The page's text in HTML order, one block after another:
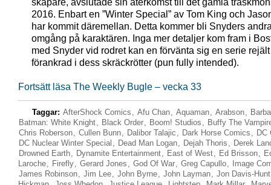
skapare, avslutade sin återkomst till det gamla
2016. Enbart en ”Winter Special” av Tom King och
har kommit däremellan. Detta kommer bli Snyders
omgång på karaktären. Inga mer detaljer kom fram i
med Snyder vid rodret kan en förvänta sig en serie rejält
förankrad i dess skräckrötter (pun fully intended).
Fortsätt läsa The Weekly Bugle – vecka 33
Taggar: AfterShock Comics , Afu Chan, Aquaman, Arabson,
Batman: White Knight, Black Order, Boom! Studios , Buffy The
Chris Roberson, Cullen Bunn, Dalibor Talajic , Dark Horse Comics , DC
DC Nuclear Winter Special , Dead Man Logan, Dejah Thoris , Derek
Drowned Earth, Dynamite Entertainment, East of West, Ed Brisson,
Laroche, Firefly, Gerard Jones , God Of War, Greg Capullo,
Image
James Robinson, Jim Lee, John Byrne, John Layman, Jon Davis-Hunt